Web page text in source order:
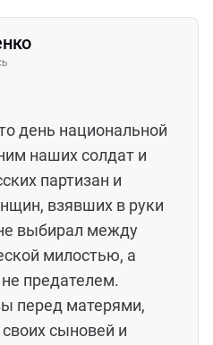
день национальной
наших солдат и
партизан и
взявших в руки
выбирал между
милостью, а
предателем.
перед матерями,
сыновей и